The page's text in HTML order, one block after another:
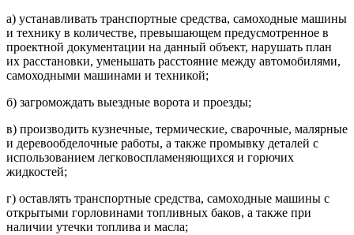
а) устанавливать транспортные средства, самоходные машины
и технику в количестве, превышающем предусмотренное в
проектной документации на данный объект, нарушать план
их расстановки, уменьшать расстояние между автомобилями,
самоходными машинами и техникой;
б) загромождать выездные ворота и проезды;
в) производить кузнечные, термические, сварочные, малярные
и деревообделочные работы, а также промывку деталей с
использованием легковоспламеняющихся и горючих
жидкостей;
г) оставлять транспортные средства, самоходные машины с
открытыми горловинами топливных баков, а также при
наличии утечки топлива и масла;